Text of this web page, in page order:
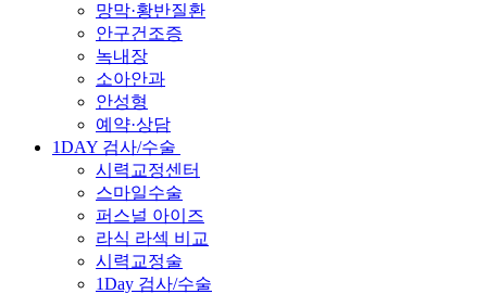
망막·황반질환
안구건조증
녹내장
소아안과
안성형
예약·상담
1DAY 검사/수술
시력교정센터
스마일수술
퍼스널 아이즈
라식 라섹 비교
시력교정술
1Day 검사/수술